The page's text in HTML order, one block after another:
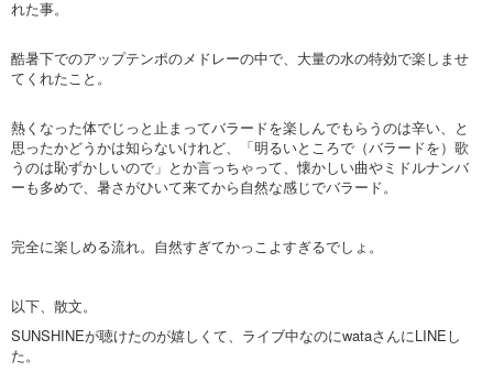
れた事。
酷暑下でのアップテンポのメドレーの中で、大量の水の特効で楽しませ
てくれたこと。
熱くなった体でじっと止まってバラードを楽しんでもらうのは辛い、と
思ったかどうかは知らないけれど、「明るいところで（バラードを）歌
うのは恥ずかしいので」とか言っちゃって、懐かしい曲やミドルナンバ
ーも多めで、暑さがひいて来てから自然な感じでバラード。
完全に楽しめる流れ。自然すぎてかっこよすぎるでしょ。
以下、散文。
SUNSHINEが聴けたのが嬉しくて、ライブ中なのにwataさんにLINEし
た。